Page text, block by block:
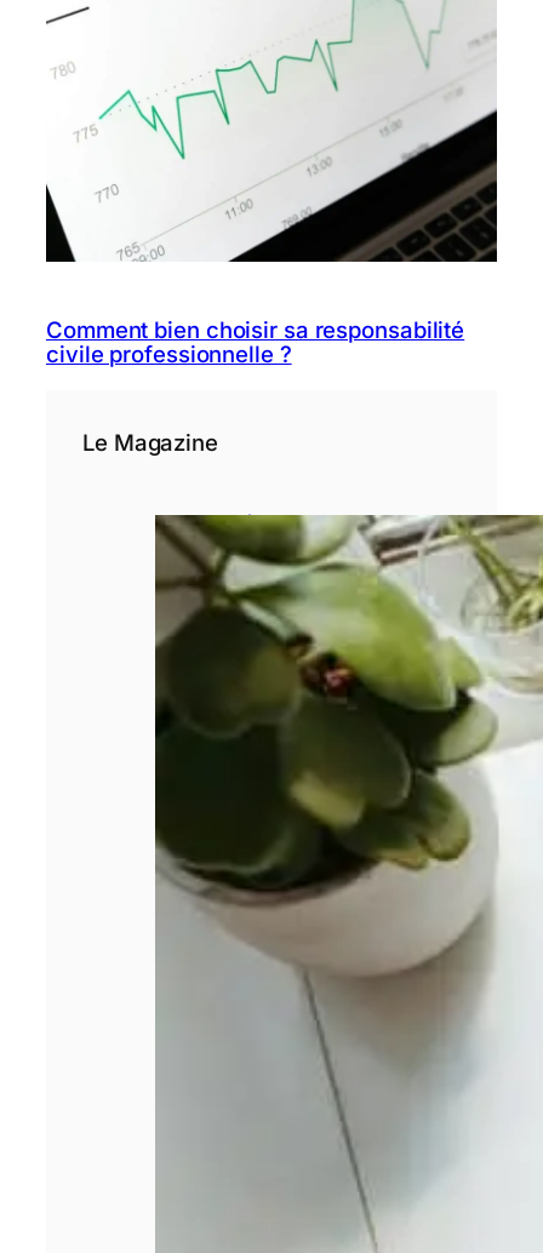
Comment bien choisir sa responsabilité
civile professionnelle ?
Le Magazine
3 étapes avant
de se lancer
dans un crédit